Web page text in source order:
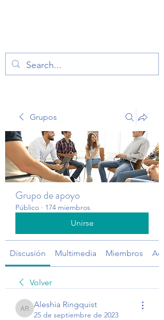
Grupos
Grupo de apoyo
Público · 174 miembros
Unirse
Discusión Multimedia Miembros
Volver
Aleshia Ringquist
Aleshia Ringquist
25 de septiembre de 2023